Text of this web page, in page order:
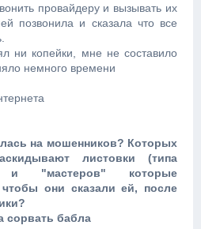
провайдеру и вызывать их
позвонила и сказала что все
ни копейки, мне не составило
немного времени
на мошенников? Которых
листовки (типа
и "мастеров" которые
они сказали ей, после
сорвать бабла